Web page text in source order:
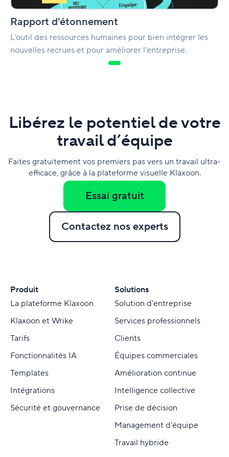
Rapport d'étonnement
L'outil des ressources humaines pour bien intégrer les
nouvelles recrues et pour améliorer l'entreprise.
Libérez le potentiel de votre
travail d’équipe
Faites gratuitement vos premiers pas vers un travail ultra-
efficace, grâce à la plateforme visuelle Klaxoon.
Essai gratuit
Contactez nos experts
Produit
La plateforme Klaxoon
Klaxoon et Wrike
Tarifs
Fonctionnalités IA
Templates
Intégrations
Sécurité et gouvernance
Solutions
Solution d'entreprise
Services professionnels
Clients
Équipes commerciales
Amélioration continue
Intelligence collective
Prise de décision
Management d'équipe
Travail hybride